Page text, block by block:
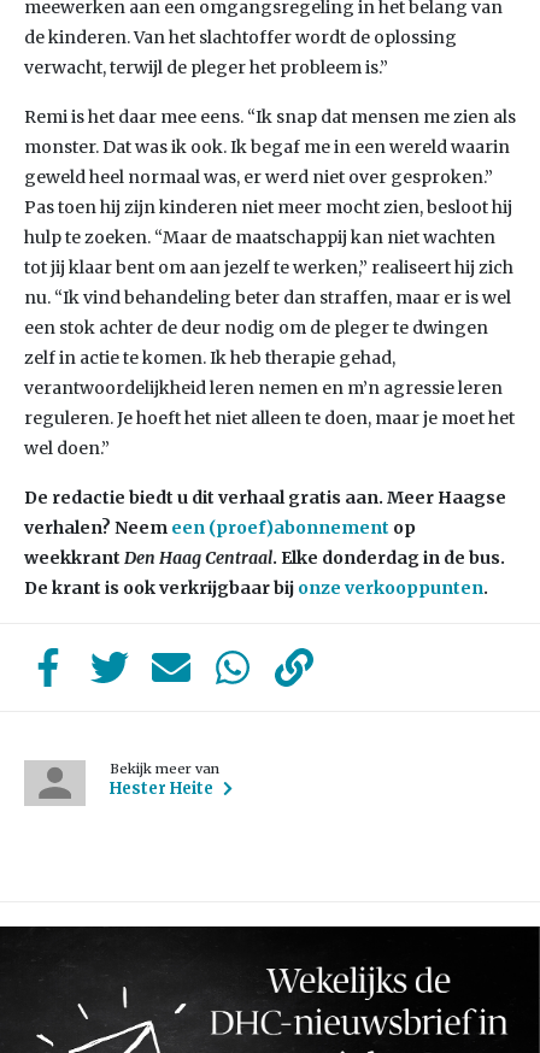
meewerken aan een omgangsregeling in het belang van
de kinderen. Van het slachtoffer wordt de oplossing
verwacht, terwijl de pleger het probleem is.”
Remi is het daar mee eens. “Ik snap dat mensen me zien als
monster. Dat was ik ook. Ik begaf me in een wereld waarin
geweld heel normaal was, er werd niet over gesproken.”
Pas toen hij zijn kinderen niet meer mocht zien, besloot hij
hulp te zoeken. “Maar de maatschappij kan niet wachten
tot jij klaar bent om aan jezelf te werken,” realiseert hij zich
nu. “Ik vind behandeling beter dan straffen, maar er is wel
een stok achter de deur nodig om de pleger te dwingen
zelf in actie te komen. Ik heb therapie gehad,
verantwoordelijkheid leren nemen en m’n agressie leren
reguleren. Je hoeft het niet alleen te doen, maar je moet het
wel doen.”
De redactie biedt u dit verhaal gratis aan. Meer Haagse
verhalen? Neem een (proef)abonnement op
weekkrant Den Haag Centraal. Elke donderdag in de bus.
De krant is ook verkrijgbaar bij onze verkooppunten.
Bekijk meer van
Hester Heite